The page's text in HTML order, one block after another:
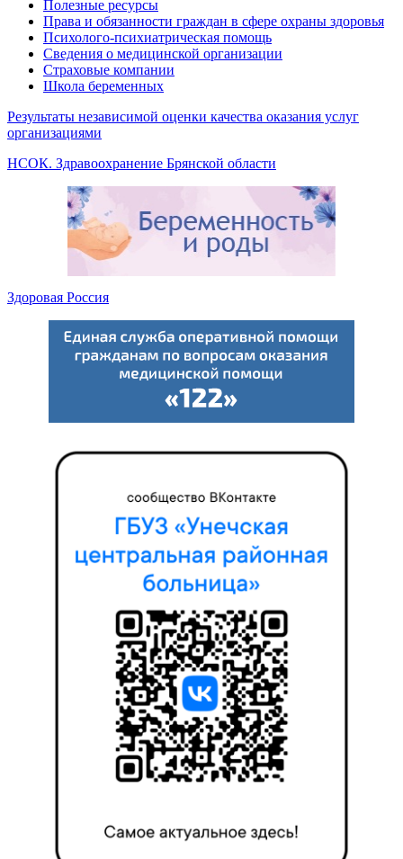
Полезные ресурсы
Права и обязанности граждан в сфере охраны здоровья
Психолого-психиатрическая помощь
Сведения о медицинской организации
Страховые компании
Школа беременных
Результаты независимой оценки качества оказания услуг
организациями
НСОК. Здравоохранение Брянской области
Здоровая Россия